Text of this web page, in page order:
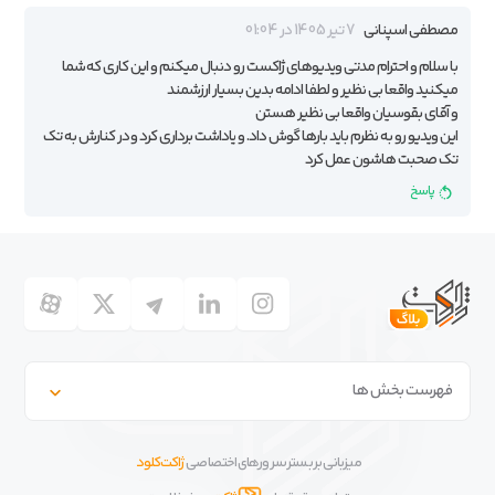
مصطفی اسپنانی 7 تیر 1405 در 01:04
با سلام و احترام مدتی ویدیوهای ژاکست رو دنبال میکنم و این کاری که شما
میکنید واقعا بی نظیر و لطفا ادامه بدین بسیار ارزشمند
و آقای بقوسیان واقعا بی نظیر هستن
این ویدیو رو به نظرم باید بارها گوش داد. و یاداشت برداری کرد و در کنارش به تک
تک صحبت هاشون عمل کرد
پاسخ
فهرست بخش ها
میزبانی بر بستر سرورهای اختصاصیژاکت کلود